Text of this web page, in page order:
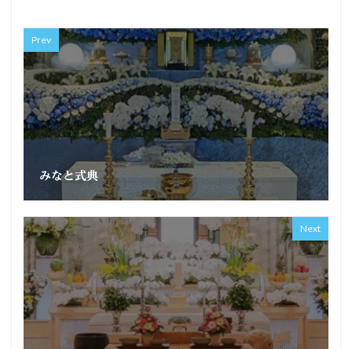
Prev
みなと式典
Next